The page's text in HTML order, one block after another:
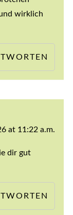
wirklich
at 11:22 a.m.
dir gut